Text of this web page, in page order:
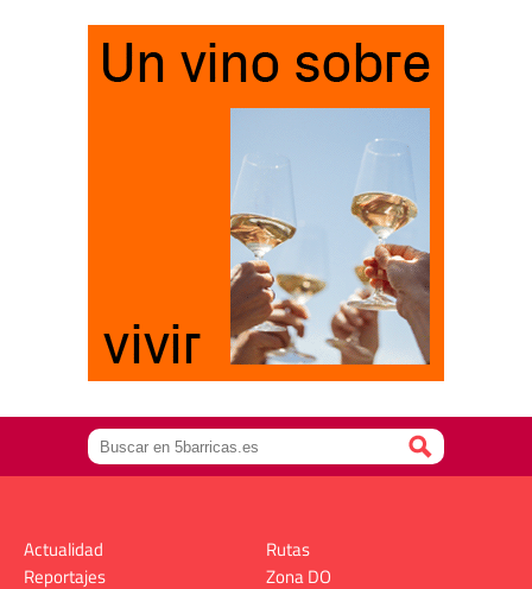
Actualidad
Reportajes
Rutas
Zona DO